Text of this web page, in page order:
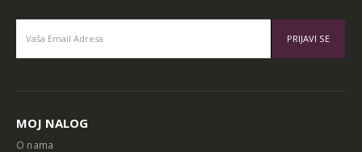
MOJ NALOG
O nama